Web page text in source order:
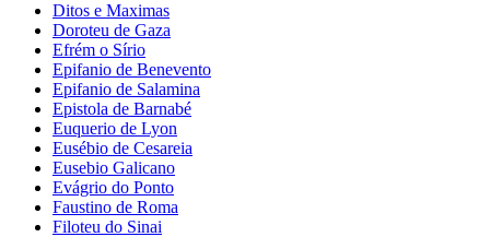
Ditos e Maximas
Doroteu de Gaza
Efrém o Sírio
Epifanio de Benevento
Epifanio de Salamina
Epistola de Barnabé
Euquerio de Lyon
Eusébio de Cesareia
Eusebio Galicano
Evágrio do Ponto
Faustino de Roma
Filoteu do Sinai